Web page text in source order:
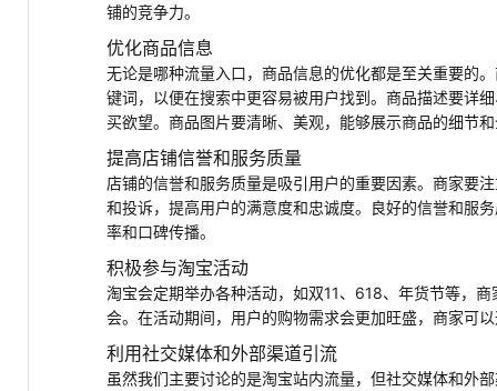
铺的竞争力。
优化商品信息
无论是哪种流量入口，商品信息的优化都是至关重要的
键词，以便在搜索中更容易被用户找到。商品描述要详
买欲望。商品图片要清晰、美观，能够展示商品的细节
提高店铺信誉和服务质量
店铺的信誉和服务质量是吸引用户的重要因素。商家要
和投诉，提高用户的满意度和忠诚度。良好的信誉和服
率和口碑传播。
积极参与淘宝活动
淘宝会定期举办各种活动，如双11、618、年货节等，
会。在活动期间，用户的购物需求会更加旺盛，商家可
利用社交媒体和外部渠道引流
虽然我们主要讨论的是淘宝站内流量，但社交媒体和外